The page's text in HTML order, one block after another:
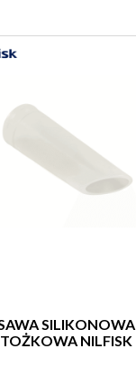
SILIKONOWA
NILFISK